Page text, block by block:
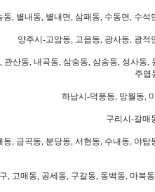
, 별내동, 별내면, 삼패동, 수동면, 수
양주시-고암동, 고읍동, 광사동, 광
산동, 내곡동, 삼숭동, 삼송동, 성사
주엽
하남시-덕풍동, 망월동,
구리시-갈매
, 금곡동, 분당동, 서현동, 수내동, 야
, 고매동, 공세동, 구갈동, 동백동, 마북